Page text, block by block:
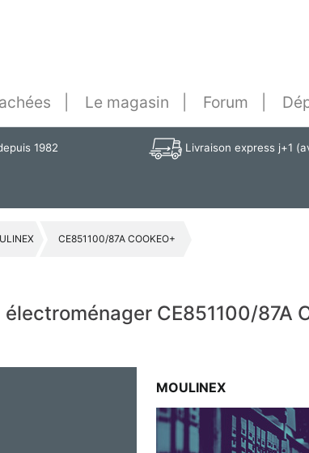
Le magasin Forum
1982 Livraison express j+1
CE851100/87A COOKEO+
CE851100/87A
MOULINEX